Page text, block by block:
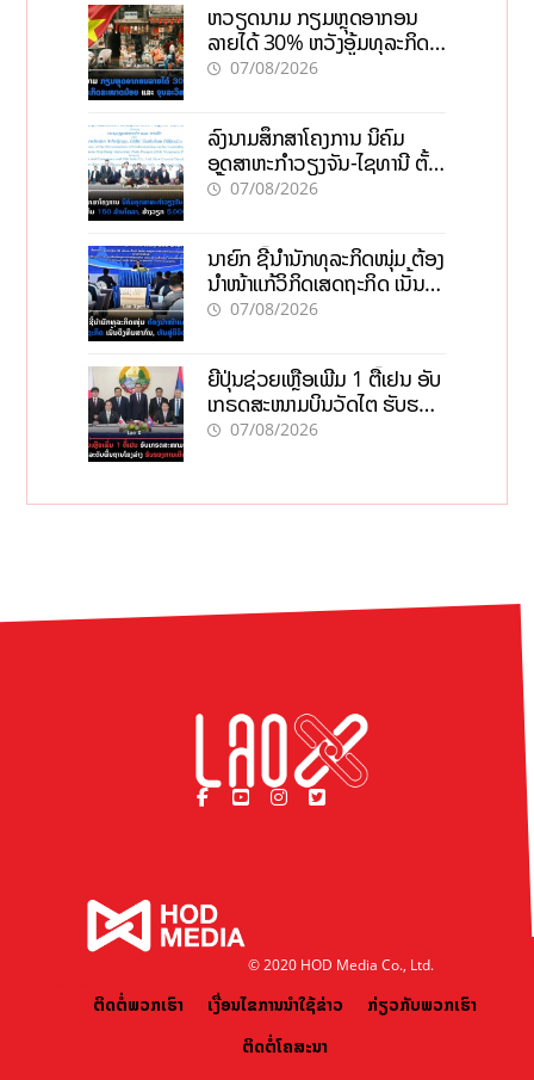
ຫວຽດນາມ ກຽມຫຼຸດອາກອນ
ລາຍໄດ້ 30% ຫວັງອູ້ມທຸລະກິດ
ຂະໜາດນ້ອຍ ແລະ ຈຸນລະ
07/08/2026
ລົງນາມສຶກສາໂຄງການ ນິຄົມ
ອຸດສາຫະກຳວຽງຈັນ-ໄຊທານີ ຕັ້ງ
ເປົ້າດຶງທຶນ 150 ລ້ານໂດລາ, ສ້າງ
07/08/2026
ນາຍົກ ຊີ້ນຳນັກທຸລະກິດໜຸ່ມ ຕ້ອງ
ນຳໜ້າແກ້ວິກິດເສດຖະກິດ ເນັ້ນດຶງ
ທຶນສາກົນ, ຫັນສູ່ດິຈິຕອນ
07/08/2026
ຍີ່ປຸ່ນຊ່ວຍເຫຼືອເພີ່ມ 1 ຕື້ເຢນ ອັບ
ເກຣດສະໜາມບິນວັດໄຕ ຮັບຮອງ
ການເຕີບໂຕ
07/08/2026
© 2020 HOD Media Co., Ltd.
ຕິດຕໍ່ພວກເຮົາ ເງື່ອນໄຂການນຳໃຊ້ຂ່າວ
ກ່ຽວກັບພວກເຮົາ
ຕິດຕໍ່ໂຄສະນາ